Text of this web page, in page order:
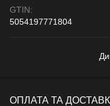
GTIN:
5054197771804
ОПЛАТА ТА